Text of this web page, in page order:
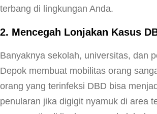
terbang di lingkungan Anda.
2. Mencegah Lonjakan Kasus
Banyaknya sekolah, universitas, dan
Depok membuat mobilitas orang
orang yang terinfeksi DBD bisa
penularan jika digigit nyamuk di area